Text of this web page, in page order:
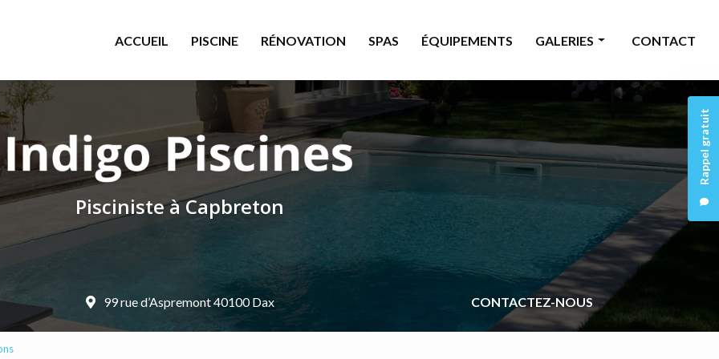
Rappel gratuit
ACCUEIL PISCINE RÉNOVATION SPAS ÉQUIPEMENTS GALERIES
Spas
Équipements
CONTACT
Pisciniste à Capbreton
99 rue d’Aspremont 40100 Dax CONTACTEZ-NOUS